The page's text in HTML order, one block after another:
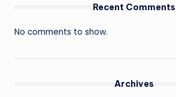
Recent Comments
No comments to show.
Archives